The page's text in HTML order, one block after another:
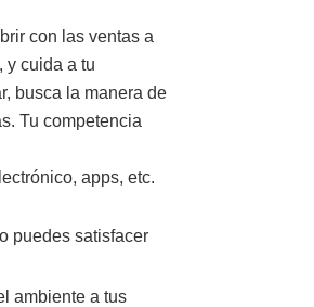
con las ventas a
y cuida a tu
busca la manera de
Tu competencia
apps, etc.
puedes satisfacer
ambiente a tus